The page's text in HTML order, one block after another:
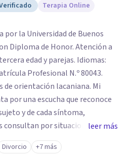
Terapia Online
por la Universidad de Buenos
de Honor. Atención a
edad y parejas. Idiomas:
Profesional N.º 80043.
orientación lacaniana. Mi
por una escucha que reconoce
y de cada síntoma,
consultan por situaciones de
los vínculos, inhibiciones,
subjetivos y otros
leer más
Divorcio +7 más